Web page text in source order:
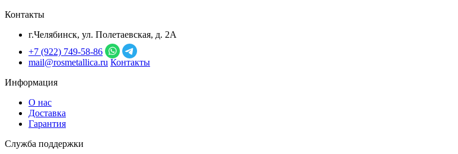
Контакты
г.Челябинск, ул. Полетаевская, д. 2А
+7 (922) 749‑58‑86
mail@rosmetallica.ru Контакты
Информация
О нас
Доставка
Гарантия
Служба поддержки